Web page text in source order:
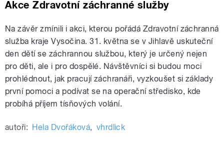
Akce Zdravotní záchranné služby
Na závěr zmínili i akci, kterou pořádá Zdravotní záchranná
služba kraje Vysočina. 31. května se v Jihlavě uskuteční
den dětí se záchrannou službou, který je určený nejen
pro děti, ale i pro dospělé. Návštěvníci si budou moci
prohlédnout, jak pracují záchranáři, vyzkoušet si základy
první pomoci a podívat se na operační středisko, kde
probíhá příjem tísňových volání.
autoři: Hela Dvořáková, vhrdlick